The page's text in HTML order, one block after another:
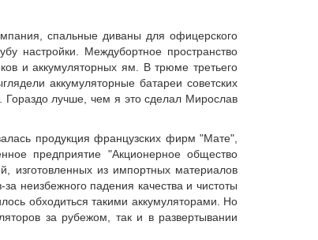
спальные диваны для офицерского
настройки. Междубортное пространство
и аккумуляторных ям. В трюме третьего
аккумуляторные батареи советских
Гораздо лучше, чем я это сделал Мирослав
продукция французских фирм "Мате",
предприятие "Акционерное общество
изготовленных из импортных материалов
неизбежного падения качества и чистоты
обходиться такими аккумуляторами. Но
за рубежом, так и в развертывании